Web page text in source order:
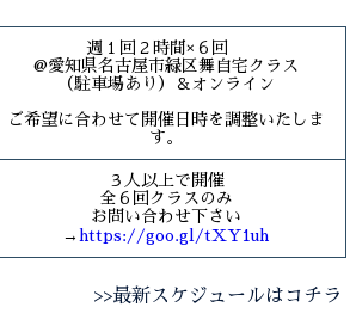
週１回２時間×６回
@愛知県名古屋市緑区舞自宅クラス
（駐車場あり）＆オンライン
ご希望に合わせて開催日時を調整いたしま
す。
３人以上で開催
全６回クラスのみ
お問い合わせ下さい
→ https://goo.gl/tXY1uh
>>最新スケジュールはコチラ